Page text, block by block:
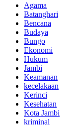
Agama
Batanghari
Bencana
Budaya
Bungo
Ekonomi
Hukum
Jambi
Keamanan
kecelakaan
Kerinci
Kesehatan
Kota Jambi
kriminal